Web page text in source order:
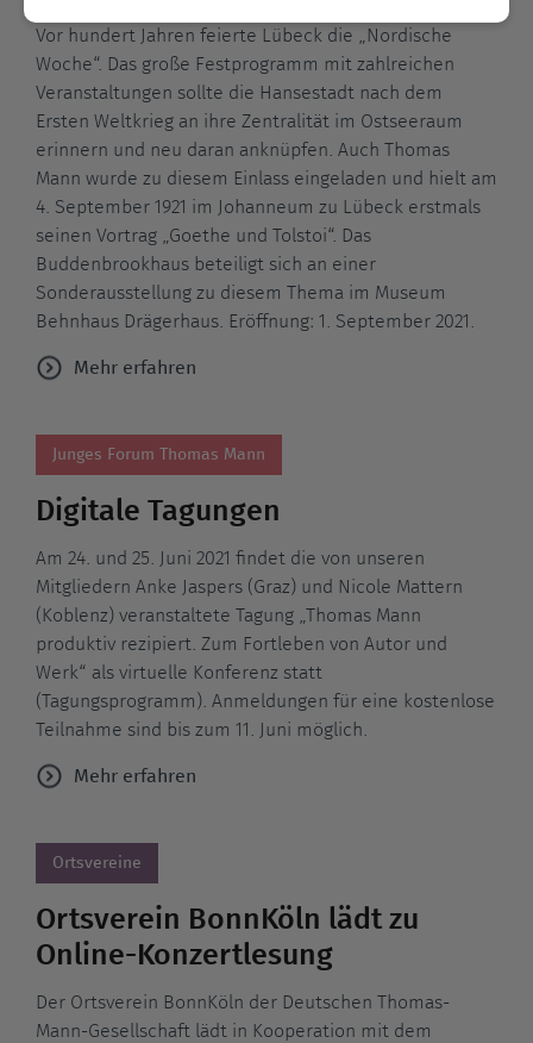
Vor hundert Jahren feierte Lübeck die „Nordische
Woche“. Das große Festprogramm mit zahlreichen
Veranstaltungen sollte die Hansestadt nach dem
Ersten Weltkrieg an ihre Zentralität im Ostseeraum
erinnern und neu daran anknüpfen. Auch Thomas
Mann wurde zu diesem Einlass eingeladen und hielt am
4. September 1921 im Johanneum zu Lübeck erstmals
seinen Vortrag „Goethe und Tolstoi“. Das
Buddenbrookhaus beteiligt sich an einer
Sonderausstellung zu diesem Thema im Museum
Behnhaus Drägerhaus. Eröffnung: 1. September 2021.
Mehr erfahren
Junges Forum Thomas Mann
Digitale Tagungen
Am 24. und 25. Juni 2021 findet die von unseren
Mitgliedern Anke Jaspers (Graz) und Nicole Mattern
(Koblenz) veranstaltete Tagung „Thomas Mann
produktiv rezipiert. Zum Fortleben von Autor und
Werk“ als virtuelle Konferenz statt
(Tagungsprogramm). Anmeldungen für eine kostenlose
Teilnahme sind bis zum 11. Juni möglich.
Mehr erfahren
Ortsvereine
Ortsverein BonnKöln lädt zu
Online-Konzertlesung
Der Ortsverein BonnKöln der Deutschen Thomas-
Mann-Gesellschaft lädt in Kooperation mit dem